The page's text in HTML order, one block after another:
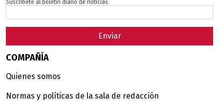
Suscribete al boletin diario de noticias
Enviar
COMPAÑÍA
Quienes somos
Normas y políticas de la sala de redacción